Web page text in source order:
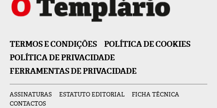
TERMOS E CONDIÇÕES
POLÍTICA DE COOKIES
POLÍTICA DE PRIVACIDADE
FERRAMENTAS DE PRIVACIDADE
ASSINATURAS ESTATUTO EDITORIAL
FICHA TÉCNICA
CONTACTOS